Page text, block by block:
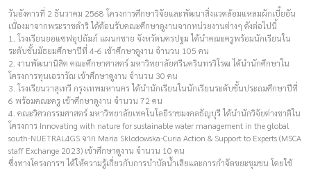
วันอังคารที่ 2 ธันวาคม 2568 โครงการศึกษาวิจัยและพัฒนาสิ่งแวดล้อมแหลมผักเบี้ยอัน
เนื่องมาจากพระราชดำริ ได้ต้อนรับคณะศึกษาดูงานจากหน่วยงานต่างๆ ดังต่อไปนี้
1. โรงเรียนยอแซฟอุปถัมภ์ แผนกชาย จังหวัดนครปฐม ได้นำคณะครูพร้อมนักเรียนใน
ระดับชั้นมัธยมศึกษาปีที่ 4-6 เข้าศึกษาดูงาน จำนวน 105 คน
2. งานพัฒนานิสิต คณะศึกษาศาสตร์ มหาวิทยาลัยศรีนครินทรวิโรฒ ได้นำนักศึกษาใน
โครงการทุนเอราวัณ เข้าศึกษาดูงาน จำนวน 30 คน
3. โรงเรียนวาสุเทวี กรุงเทพมหานคร ได้นำนักเรียนในนักเรียนระดับชั้นประถมศึกษาปีที่
6 พร้อมคณะครู เข้าศึกษาดูงาน จำนวน 72 คน
4. คณะวิศวกรรมศาสตร์ มหาวิทยาลัยเทคโนโลยีราชมงคลธัญบุรี ได้นำนักวิจัยต่างชาติใน
โครงการ Innovating with nature for sustainable water management in the global
south-NUETRAL4GS จาก Maria Sklodowska-Curia Action & Support to Experts (MSCA
staff Exchange 2023) เข้าศึกษาดูงาน จำนวน 10 คน
ซึ่งทางโครงการฯ ได้ให้ความรู้เกี่ยวกับการบำบัดน้ำเสียและการกำจัดขยะชุมชน โดยใช้